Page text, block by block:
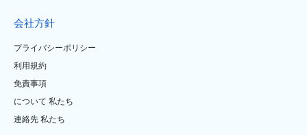
会社方針
プライバシーポリシー
利用規約
免責事項
について 私たち
連絡先 私たち